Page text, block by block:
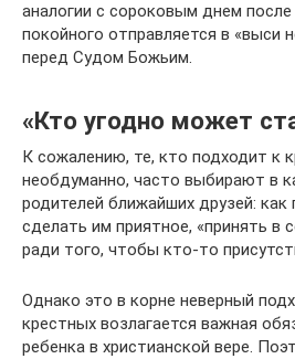
аналогии с сороковым днем
покойного отправляется в «выси
перед Судом Божьим.
«Кто угодно может
К сожалению, те, кто подходит к
необдуманно, часто выбирают в
родителей ближайших друзей: как
сделать им приятное, «принять в
ради того, чтобы кто-то
Однако это в корне неверный
крестных возлагается важная
ребенка в христианской вере.